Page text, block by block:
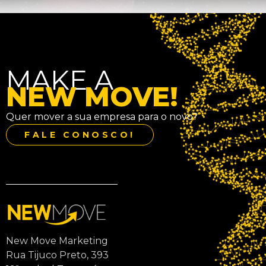
MAKE A
NEW MOVE!
Quer mover a sua empresa para o novo?
FALE CONOSCO!
New Move Marketing
Rua Tijuco Preto, 393